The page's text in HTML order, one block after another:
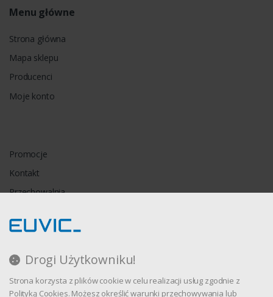
Drogi Użytkowniku!
Strona korzysta z plików cookie w celu realizacji usług zgodnie z
Polityką Cookies. Możesz określić warunki przechowywania lub
Menu główne
Strona główna
Mapa sklepu
Producenci
Moje konto
Promocje
Kontakt
Przechowalnia
Regulamin
Polityka prywatności